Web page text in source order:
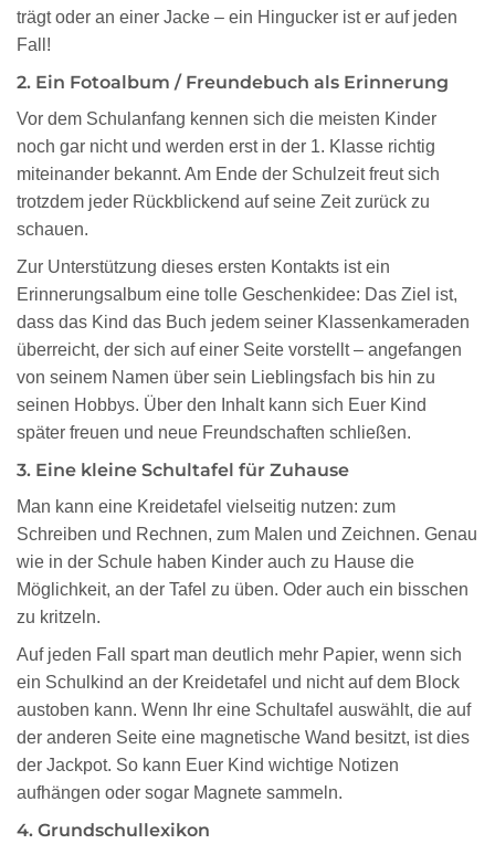
trägt oder an einer Jacke – ein Hingucker ist er auf jeden
Fall!
2. Ein Fotoalbum / Freundebuch als Erinnerung
Vor dem Schulanfang kennen sich die meisten Kinder
noch gar nicht und werden erst in der 1. Klasse richtig
miteinander bekannt. Am Ende der Schulzeit freut sich
trotzdem jeder Rückblickend auf seine Zeit zurück zu
schauen.
Zur Unterstützung dieses ersten Kontakts ist ein
Erinnerungsalbum eine tolle Geschenkidee: Das Ziel ist,
dass das Kind das Buch jedem seiner Klassenkameraden
überreicht, der sich auf einer Seite vorstellt – angefangen
von seinem Namen über sein Lieblingsfach bis hin zu
seinen Hobbys. Über den Inhalt kann sich Euer Kind
später freuen und neue Freundschaften schließen.
3. Eine kleine Schultafel für Zuhause
Man kann eine Kreidetafel vielseitig nutzen: zum
Schreiben und Rechnen, zum Malen und Zeichnen. Genau
wie in der Schule haben Kinder auch zu Hause die
Möglichkeit, an der Tafel zu üben. Oder auch ein bisschen
zu kritzeln.
Auf jeden Fall spart man deutlich mehr Papier, wenn sich
ein Schulkind an der Kreidetafel und nicht auf dem Block
austoben kann. Wenn Ihr eine Schultafel auswählt, die auf
der anderen Seite eine magnetische Wand besitzt, ist dies
der Jackpot. So kann Euer Kind wichtige Notizen
aufhängen oder sogar Magnete sammeln.
4. Grundschullexikon